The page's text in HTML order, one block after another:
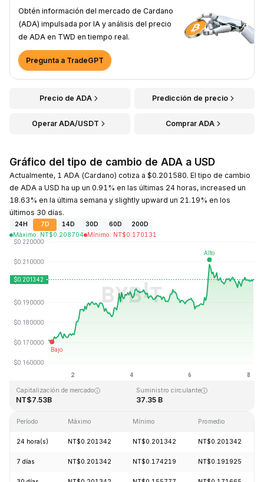
Obtén información del mercado de Cardano
(ADA) impulsada por IA y análisis del precio
de ADA en TWD en tiempo real.
Pregunta a TradeGPT
Precio de ADA Predicción de precio
Operar ADA/USDT Comprar ADA
Gráfico del tipo de cambio de ADA a USD
Actualmente, 1 ADA (Cardano) cotiza a $0.201580. El tipo de cambio
de ADA a USD ha up un 0.91% en las últimas 24 horas, increased un
18.63% en la última semana y slightly upward un 21.19% en los
últimos 30 días.
24H 7D 14D 30D 60D
200D
Máximo: NT$0.208704 Mínimo: NT$0.170131
Última actualización: 2026-08-08, 03:55 GMT+0
Máximo histórico
Capitalización de mercado
NT$7.53B
Suministro circulante
37.35 B
Período Máximo Mínimo Promedio
24 hora(s) NT$0.201342 NT$0.201342 NT$0.201342
7 días NT$0.201342 NT$0.174219 NT$0.191925